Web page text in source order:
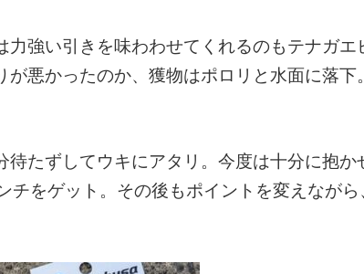
力強い引きを味わわせてくれるのもテナガ
が悪かったのか、獲物はポロリと水面に落
待たずしてウキにアタリ。今度は十分に抱
チをゲット。その後もポイントを変えなが